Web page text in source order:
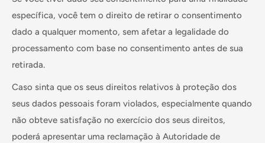
específica, você tem o direito de retirar o consentimento
dado a qualquer momento, sem afetar a legalidade do
processamento com base no consentimento antes de sua
retirada.
Caso sinta que os seus direitos relativos à proteção dos
seus dados pessoais foram violados, especialmente quando
não obteve satisfação no exercício dos seus direitos,
poderá apresentar uma reclamação à Autoridade de